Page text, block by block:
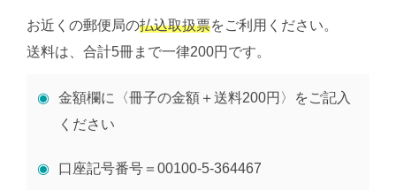
お近くの郵便局の払込取扱票をご利用ください。
送料は、合計5冊まで一律200円です。
金額欄に〈冊子の金額＋送料200円〉をご記入
ください
口座記号番号＝00100-5-364467